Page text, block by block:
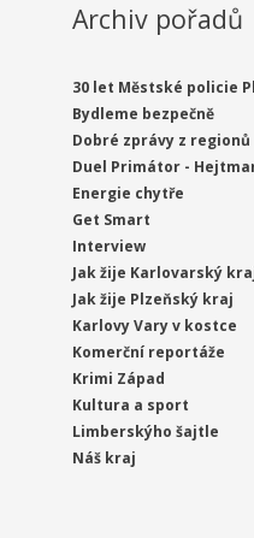
Archiv pořadů
30 let Městské policie
Bydleme bezpečně
Dobré zprávy z regionů
Duel Primátor -
Energie chytře
Get Smart
Interview
Jak žije Karlovarský
Jak žije Plzeňský kraj
Karlovy Vary v kostce
Komerční reportáže
Krimi Západ
Kultura a sport
Limberskýho šajtle
Náš kraj